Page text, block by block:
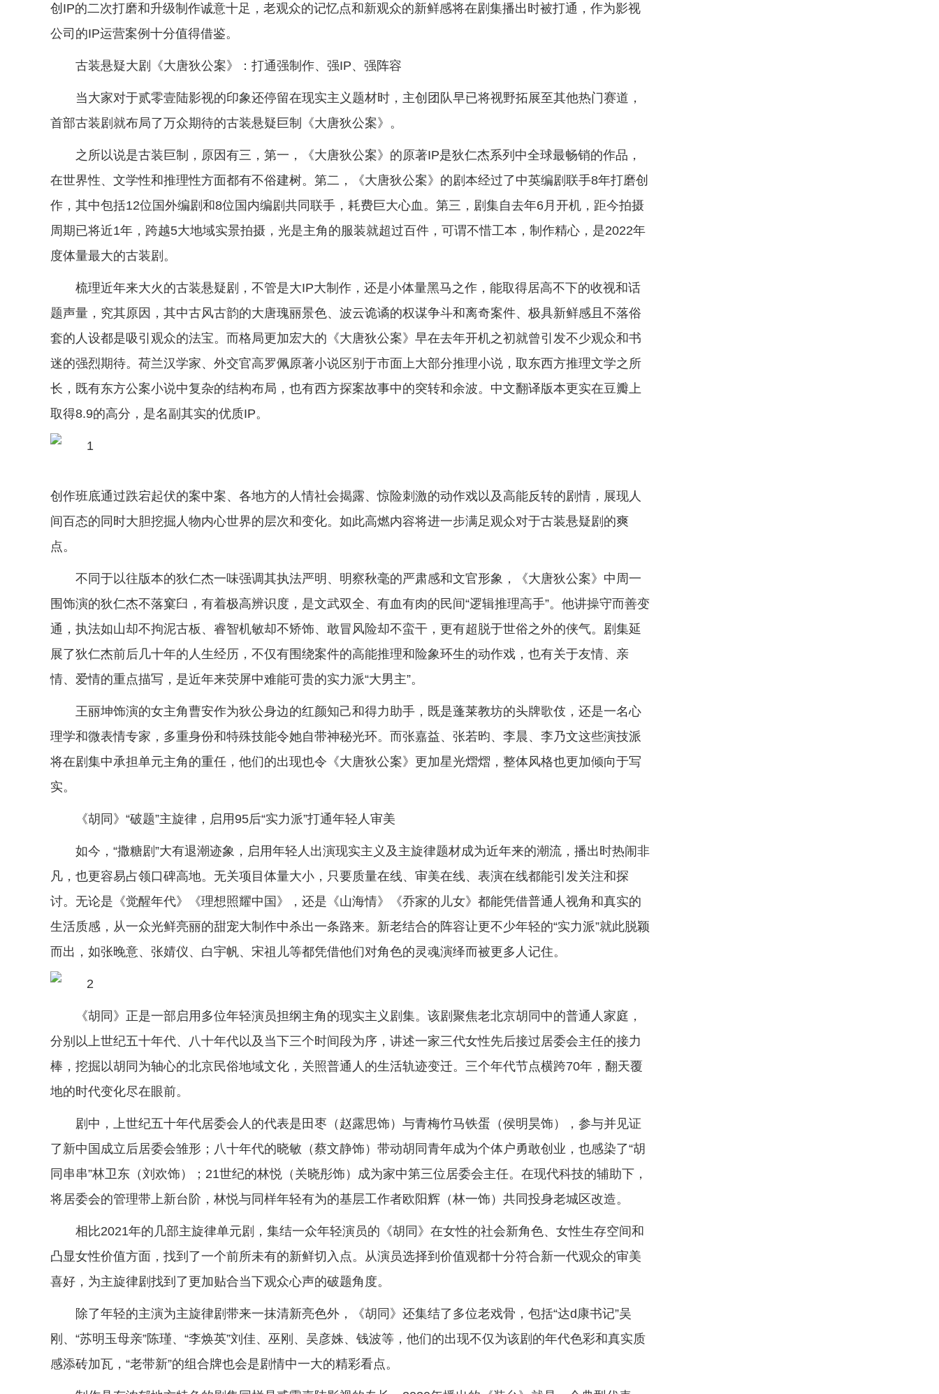
创IP的二次打磨和升级制作诚意十足，老观众的记忆点和新观众的新鲜感将在剧集播出时被打通，作为影视
公司的IP运营案例十分值得借鉴。
古装悬疑大剧《大唐狄公案》：打通强制作、强IP、强阵容
当大家对于贰零壹陆影视的印象还停留在现实主义题材时，主创团队早已将视野拓展至其他热门赛道，
首部古装剧就布局了万众期待的古装悬疑巨制《大唐狄公案》。
之所以说是古装巨制，原因有三，第一，《大唐狄公案》的原著IP是狄仁杰系列中全球最畅销的作品，
在世界性、文学性和推理性方面都有不俗建树。第二，《大唐狄公案》的剧本经过了中英编剧联手8年打磨创
作，其中包括12位国外编剧和8位国内编剧共同联手，耗费巨大心血。第三，剧集自去年6月开机，距今拍摄
周期已将近1年，跨越5大地域实景拍摄，光是主角的服装就超过百件，可谓不惜工本，制作精心，是2022年
度体量最大的古装剧。
梳理近年来大火的古装悬疑剧，不管是大IP大制作，还是小体量黑马之作，能取得居高不下的收视和话
题声量，究其原因，其中古风古韵的大唐瑰丽景色、波云诡谲的权谋争斗和离奇案件、极具新鲜感且不落俗
套的人设都是吸引观众的法宝。而格局更加宏大的《大唐狄公案》早在去年开机之初就曾引发不少观众和书
迷的强烈期待。荷兰汉学家、外交官高罗佩原著小说区别于市面上大部分推理小说，取东西方推理文学之所
长，既有东方公案小说中复杂的结构布局，也有西方探案故事中的突转和余波。中文翻译版本更实在豆瓣上
取得8.9的高分，是名副其实的优质IP。
创作班底通过跌宕起伏的案中案、各地方的人情社会揭露、惊险刺激的动作戏以及高能反转的剧情，展现人
间百态的同时大胆挖掘人物内心世界的层次和变化。如此高燃内容将进一步满足观众对于古装悬疑剧的爽
点。
不同于以往版本的狄仁杰一味强调其执法严明、明察秋毫的严肃感和文官形象，《大唐狄公案》中周一
围饰演的狄仁杰不落窠臼，有着极高辨识度，是文武双全、有血有肉的民间“逻辑推理高手”。他讲操守而善变
通，执法如山却不拘泥古板、睿智机敏却不矫饰、敢冒风险却不蛮干，更有超脱于世俗之外的侠气。剧集延
展了狄仁杰前后几十年的人生经历，不仅有围绕案件的高能推理和险象环生的动作戏，也有关于友情、亲
情、爱情的重点描写，是近年来荧屏中难能可贵的实力派“大男主”。
王丽坤饰演的女主角曹安作为狄公身边的红颜知己和得力助手，既是蓬莱教坊的头牌歌伎，还是一名心
理学和微表情专家，多重身份和特殊技能令她自带神秘光环。而张嘉益、张若昀、李晨、李乃文这些演技派
将在剧集中承担单元主角的重任，他们的出现也令《大唐狄公案》更加星光熠熠，整体风格也更加倾向于写
实。
《胡同》“破题”主旋律，启用95后“实力派”打通年轻人审美
如今，“撒糖剧”大有退潮迹象，启用年轻人出演现实主义及主旋律题材成为近年来的潮流，播出时热闹非
凡，也更容易占领口碑高地。无关项目体量大小，只要质量在线、审美在线、表演在线都能引发关注和探
讨。无论是《觉醒年代》《理想照耀中国》，还是《山海情》《乔家的儿女》都能凭借普通人视角和真实的
生活质感，从一众光鲜亮丽的甜宠大制作中杀出一条路来。新老结合的阵容让更不少年轻的“实力派”就此脱颖
而出，如张晚意、张婧仪、白宇帆、宋祖儿等都凭借他们对角色的灵魂演绎而被更多人记住。
《胡同》正是一部启用多位年轻演员担纲主角的现实主义剧集。该剧聚焦老北京胡同中的普通人家庭，
分别以上世纪五十年代、八十年代以及当下三个时间段为序，讲述一家三代女性先后接过居委会主任的接力
棒，挖掘以胡同为轴心的北京民俗地域文化，关照普通人的生活轨迹变迁。三个年代节点横跨70年，翻天覆
地的时代变化尽在眼前。
剧中，上世纪五十年代居委会人的代表是田枣（赵露思饰）与青梅竹马铁蛋（侯明昊饰），参与并见证
了新中国成立后居委会雏形；八十年代的晓敏（蔡文静饰）带动胡同青年成为个体户勇敢创业，也感染了“胡
同串串”林卫东（刘欢饰）；21世纪的林悦（关晓彤饰）成为家中第三位居委会主任。在现代科技的辅助下，
将居委会的管理带上新台阶，林悦与同样年轻有为的基层工作者欧阳辉（林一饰）共同投身老城区改造。
相比2021年的几部主旋律单元剧，集结一众年轻演员的《胡同》在女性的社会新角色、女性生存空间和
凸显女性价值方面，找到了一个前所未有的新鲜切入点。从演员选择到价值观都十分符合新一代观众的审美
喜好，为主旋律剧找到了更加贴合当下观众心声的破题角度。
除了年轻的主演为主旋律剧带来一抹清新亮色外，《胡同》还集结了多位老戏骨，包括“达d康书记”吴
刚、“苏明玉母亲”陈瑾、“李焕英”刘佳、巫刚、吴彦姝、钱波等，他们的出现不仅为该剧的年代色彩和真实质
感添砖加瓦，“老带新”的组合牌也会是剧情中一大的精彩看点。